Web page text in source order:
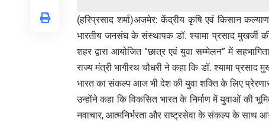
(हरिप्रसाद शर्मा)अजमेर: केंद्रीय कृषि एवं किसान
भारतीय जनसंघ के संस्थापक डॉ. श्यामा प्रसाद मुखर्जी
शहर द्वारा आयोजित “छात्र एवं युवा सम्मेलन” में
राज्य मंत्री भागीरथ चौधरी ने कहा कि डॉ. श्यामा प्रसाद
भारत का संकल्प आज भी देश की युवा शक्ति के लिए
उन्होंने कहा कि विकसित भारत के निर्माण में युवाओं की
नवाचार, आत्मनिर्भरता और राष्ट्रसेवा के संकल्प के साथ